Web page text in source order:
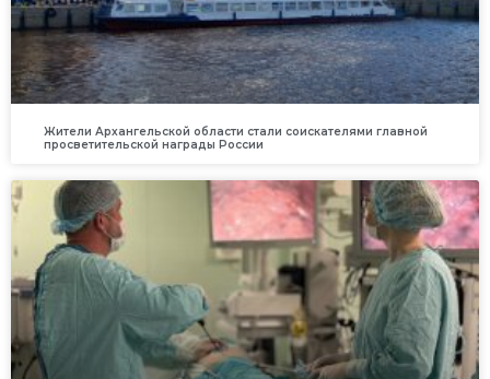
Жители Архангельской области стали соискателями главной
просветительской награды России